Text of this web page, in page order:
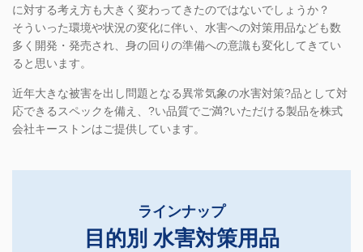
新製品情報を公開いたしました
2021/03/29
新製品カタログのダウンロードについて
2021/03/26
新製品販売開始のお知らせ
【マスク入荷のお知らせ】マスクを大量入荷しました。詳細はこち
製品カタログを刷新致しました
に対する考え方も大きく変わってきたのではないでしょうか？
そういった環境や状況の変化に伴い、水害への対策用品なども数
多く開発・発売され、身の回りの準備への意識も変化してきてい
ると思います。
近年大きな被害を出し問題となる異常気象の水害対策?品として対
応できるスペックを備え、?い品質でご満?いただける製品を株式
会社キーストンはご提供しています。
ラインナップ
目的別 水害対策用品